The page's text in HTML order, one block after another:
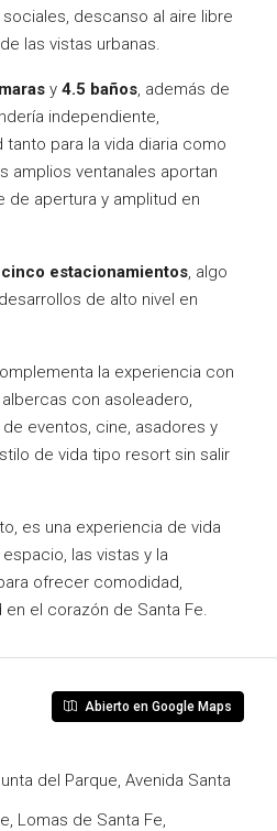
descanso al aire libre
las vistas urbanas.
y 4.5 baños, además de
independiente,
para la vida diaria como
amplios ventanales aportan
de apertura y amplitud en
cinco estacionamientos, algo
de alto nivel en
la experiencia con
con asoleadero,
eventos, cine, asadores y
de vida tipo resort sin salir
es una experiencia de vida
las vistas y la
ofrecer comodidad,
el corazón de Santa Fe.
Abierto en Google Maps
del Parque, Avenida Santa
Lomas de Santa Fe,